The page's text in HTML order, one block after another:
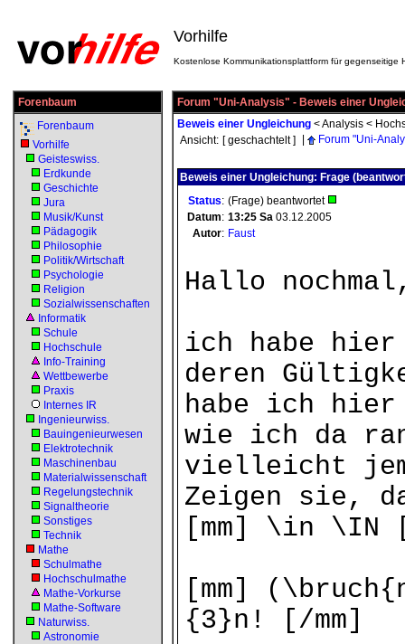
Vorhilfe
Kostenlose Kommunikationsplattform für gegenseitige
Forenbaum
Forenbaum
Vorhilfe
Geisteswiss.
Erdkunde
Geschichte
Jura
Musik/Kunst
Pädagogik
Philosophie
Politik/Wirtschaft
Psychologie
Religion
Sozialwissenschaften
Informatik
Schule
Hochschule
Info-Training
Wettbewerbe
Praxis
Internes IR
Ingenieurwiss.
Bauingenieurwesen
Elektrotechnik
Maschinenbau
Materialwissenschaft
Regelungstechnik
Signaltheorie
Sonstiges
Technik
Mathe
Schulmathe
Hochschulmathe
Mathe-Vorkurse
Mathe-Software
Naturwiss.
Astronomie
Forum "Uni-Analysis" - Beweis einer
Beweis einer Ungleichung <Analysis <
Ansicht: [ geschachtelt ] Forum "Uni-
Beweis einer Ungleichung: Frage
Status: (Frage) beantwortet
Datum: 13:25 Sa 03.12.2005
Autor: Faust
Hallo
ich habe hier
deren
habe ich
wie ich da
vielleicht
Zeigen sie,
[mm] \in
[mm]
{3}n! [/mm]